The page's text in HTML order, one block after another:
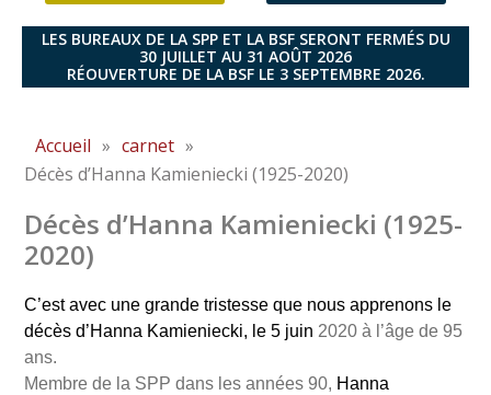
LES BUREAUX DE LA SPP ET LA BSF SERONT FERMÉS DU
30 JUILLET AU 31 AOÛT 2026
RÉOUVERTURE DE LA BSF LE 3 SEPTEMBRE 2026.
Accueil » carnet »
Décès d’Hanna Kamieniecki (1925-2020)
Décès d’Hanna Kamieniecki (1925-
2020)
C’est avec une grande tristesse que nous apprenons le
décès d’Hanna Kamieniecki, le 5 juin 2020 à l’âge de 95
ans.
Membre de la SPP dans les années 90, Hanna